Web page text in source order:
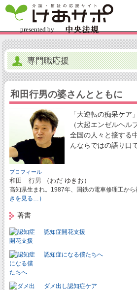
専門職応援
和田行男の婆さんとともに
「大逆転の痴呆ケア
（大起エンゼルヘル
全国の人々と接する
んならではの語り口
プロフィール
和田 行男 （わだ ゆきお）
高知県生まれ。1987年、国鉄の電車修理工から
きを見る…）
著書
認知症開花支援
認知症になる僕たちへ
ダメ出し認知症ケア